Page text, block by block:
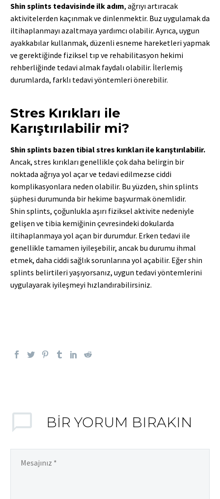
Shin splints tedavisinde ilk adım, ağrıyı artıracak
aktivitelerden kaçınmak ve dinlenmektir. Buz uygulamak da
iltihaplanmayı azaltmaya yardımcı olabilir. Ayrıca, uygun
ayakkabılar kullanmak, düzenli esneme hareketleri yapmak
ve gerektiğinde fiziksel tıp ve rehabilitasyon hekimi
rehberliğinde tedavi almak faydalı olabilir. İlerlemiş
durumlarda, farklı tedavi yöntemleri önerebilir.
Stres Kırıkları ile
Karıştırılabilir mi?
Shin splints bazen tibial stres kırıkları ile karıştırılabilir.
Ancak, stres kırıkları genellikle çok daha belirgin bir
noktada ağrıya yol açar ve tedavi edilmezse ciddi
komplikasyonlara neden olabilir. Bu yüzden, shin splints
şüphesi durumunda bir hekime başvurmak önemlidir.
Shin splints, çoğunlukla aşırı fiziksel aktivite nedeniyle
gelişen ve tibia kemiğinin çevresindeki dokularda
iltihaplanmaya yol açan bir durumdur. Erken tedavi ile
genellikle tamamen iyileşebilir, ancak bu durumu ihmal
etmek, daha ciddi sağlık sorunlarına yol açabilir. Eğer shin
splints belirtileri yaşıyorsanız, uygun tedavi yöntemlerini
uygulayarak iyileşmeyi hızlandırabilirsiniz.
BIR YORUM BIRAKIN